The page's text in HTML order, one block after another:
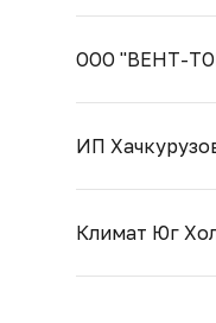
ООО "ВЕНТ-
ИП
Климат Юг